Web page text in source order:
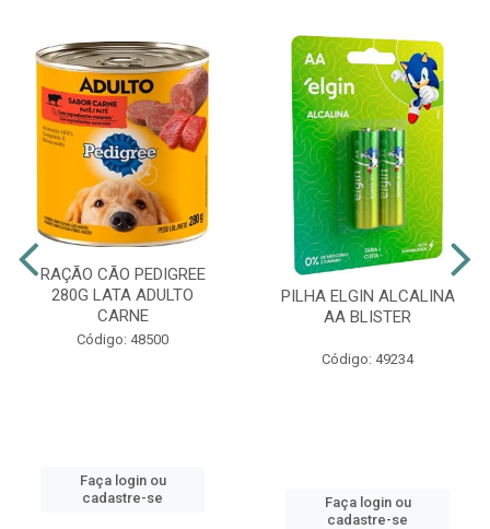
RAÇÃO CÃO PEDIGREE
280G LATA ADULTO
CARNE
Código: 48500
Faça login ou
cadastre-se
PILHA ELGIN ALCALINA
AA BLISTER
Código: 49234
Faça login ou
cadastre-se